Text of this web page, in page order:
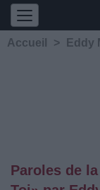
Accueil > Eddy
Paroles de